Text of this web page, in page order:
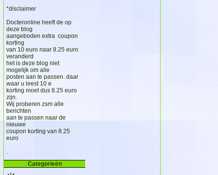
*disclaimer
Docteronline heeft de op
deze blog
aangeboden extra coupon
korting
van 10 euro naar 8.25 euro
veranderd
het is deze blog niet
mogelijk om alle
posten aan te passen. daar
waar u leest 10 e
korting moet dus 8.25 euro
zijn.
Wij proberen zsm alle
berichten
aan te passen naar de
nieuwe
coupon korting van 8.25
euro
Categorieën